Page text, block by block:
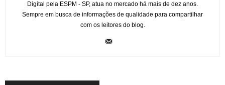
Digital pela ESPM - SP, atua no mercado há mais de dez anos.
Sempre em busca de informações de qualidade para compartilhar
com os leitores do blog.